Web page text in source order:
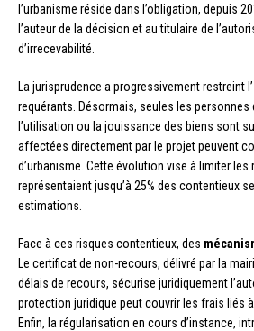
l’urbanisme réside dans l’obligation, depuis
l’auteur de la décision et au titulaire de
d’irrecevabilité.
La jurisprudence a progressivement restreint l’
requérants. Désormais, seules les personnes
l’utilisation ou la jouissance des biens sont
affectées directement par le projet peuvent
d’urbanisme. Cette évolution vise à limiter
représentaient jusqu’à 25% des contentieux
estimations.
Face à ces risques contentieux, des
Le certificat de non-recours, délivré par la
délais de recours, sécurise juridiquement
protection juridique peut couvrir les frais liés
Enfin, la régularisation en cours d’instance,